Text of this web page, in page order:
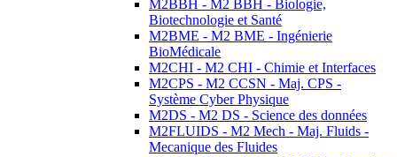
M2BBH - M2 BBH - Biologie,
Biotechnologie et Santé
M2BME - M2 BME - Ingénierie
BioMédicale
M2CHI - M2 CHI - Chimie et Interfaces
M2CPS - M2 CCSN - Maj. CPS -
Système Cyber Physique
M2DS - M2 DS - Science des données
M2FLUIDS - M2 Mech - Maj. Fluids -
Mecanique des Fluides